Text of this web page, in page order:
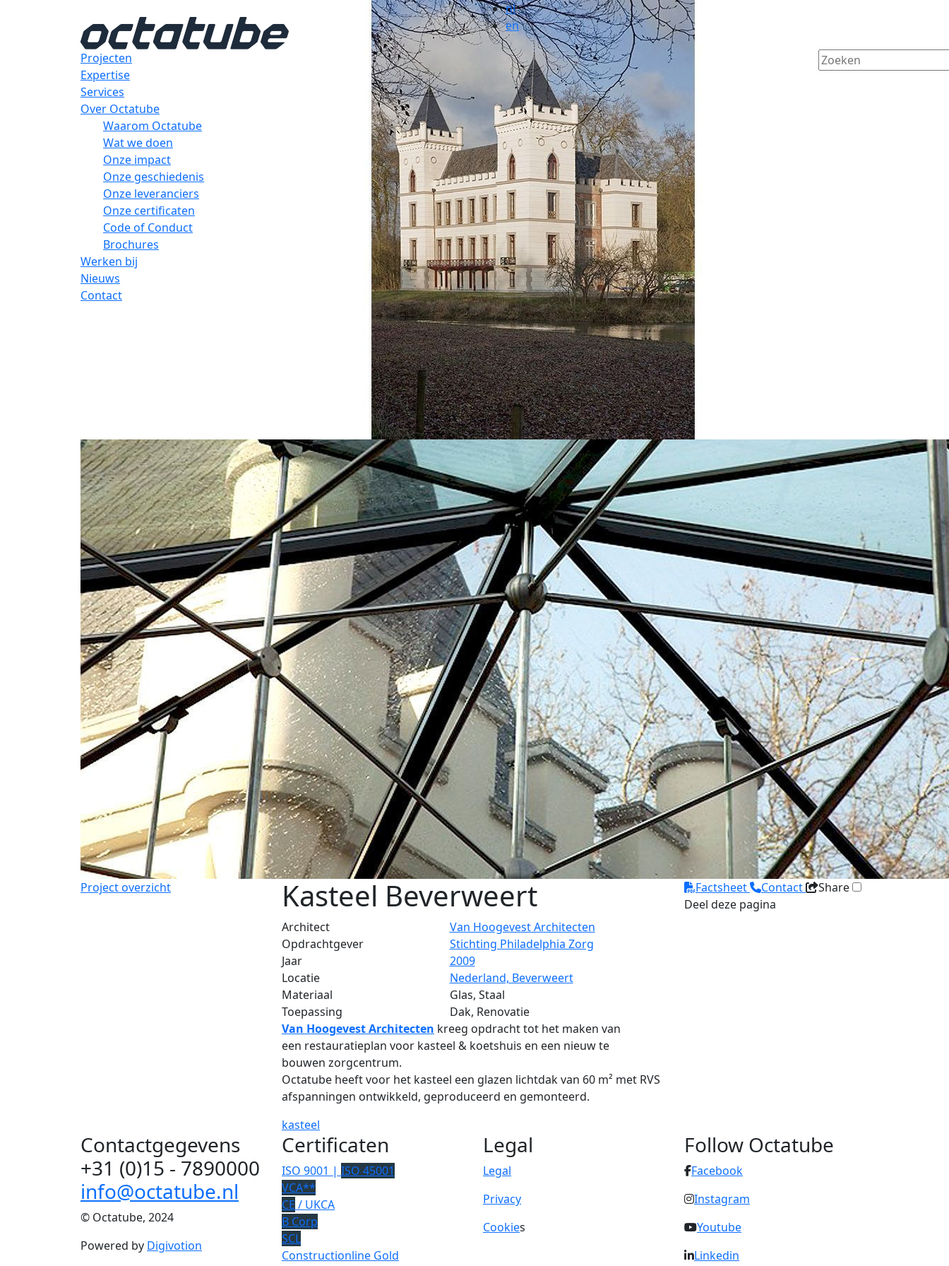
nl
en
Projecten
Expertise
Services
Over Octatube
Waarom Octatube
Wat we doen
Onze impact
Onze geschiedenis
Onze leveranciers
Onze certificaten
Code of Conduct
Brochures
Werken bij
Nieuws
Contact
Project overzicht Kasteel Beverweert
Architect
Van Hoogevest Architecten
Opdrachtgever
Stichting Philadelphia Zorg
Jaar
2009
Locatie
Nederland, Beverweert
Materiaal
Glas, Staal
Toepassing
Dak, Renovatie
Van Hoogevest Architecten kreeg opdracht tot het maken van
een restauratieplan voor kasteel & koetshuis en een nieuw te
bouwen zorgcentrum.
Octatube heeft voor het kasteel een glazen lichtdak van 60 m² met RVS
afspanningen ontwikkeld, geproduceerd en gemonteerd.
kasteel
Factsheet Contact
Share
Deel deze pagina
Contactgegevens
+31 (0)15 - 7890000
info@octatube.nl
© Octatube, 2024
Powered by Digivotion
Certificaten
ISO 9001 | ISO 45001
VCA**
CE / UKCA
B Corp
SCL
Constructionline Gold
Legal
Legal
Privacy
Cookies
Follow Octatube
Facebook
Instagram
Youtube
Linkedin